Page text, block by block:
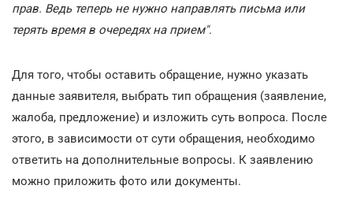
прав. Ведь теперь не нужно направлять письма или
терять время в очередях на прием".
Для того, чтобы оставить обращение, нужно указать
данные заявителя, выбрать тип обращения (заявление,
жалоба, предложение) и изложить суть вопроса. После
этого, в зависимости от сути обращения, необходимо
ответить на дополнительные вопросы. К заявлению
можно приложить фото или документы.